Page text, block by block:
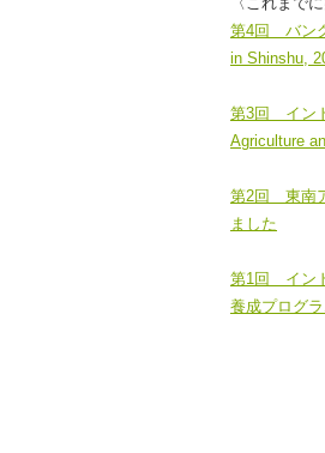
第4回 バン
in Shinshu,
第3回 イン
Agriculture
第2回 東南
ました
第1回 イン
養成プログ